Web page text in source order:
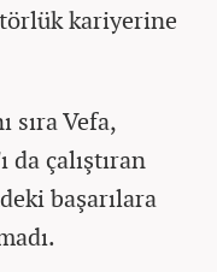
kariyerine
sıra Vefa,
da çalıştıran
başarılara